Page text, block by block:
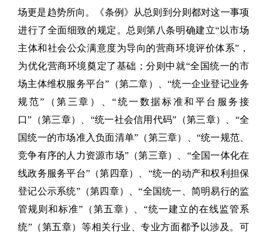
场更是趋势所向。《条例》从总则到分则都对这一事项
进行了全面细致的规定。总则第八条明确建立“以市场
主体和社会公众满意度为导向的营商环境评价体系”，
为优化营商环境奠定了基础；分则中就“全国统一的市
场主体维权服务平台”（第二章）、“统一企业登记业务
规范”（第三章）、“统一数据标准和平台服务接
口”（第三章）、“统一社会信用代码”（第三章）、“全
国统一的市场准入负面清单”（第三章）、“统一规范、
竞争有序的人力资源市场”（第三章）、“全国一体化在
线政务服务平台”（第四章）、“统一的动产和权利担保
登记公示系统”（第四章）、“全国统一、简明易行的监
管规则和标准”（第五章）、“统一建立的在线监管系
统”（第五章）等相关行业、专业方面都予以涉及。可